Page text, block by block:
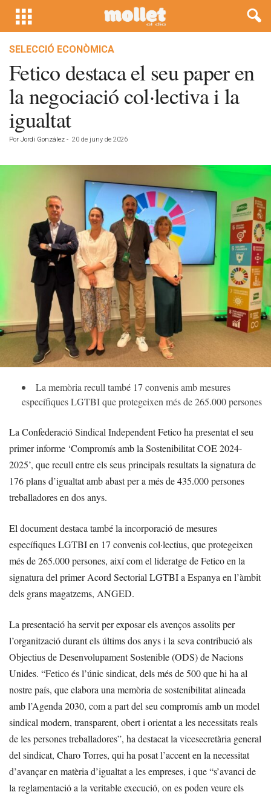
SELECCIÓ ECONÒMICA
Fetico destaca el seu paper en
la negociació col·lectiva i la
igualtat
Por Jordi González - 20 de juny de 2026
La memòria recull també 17 convenis amb mesures
específiques LGTBI que protegeixen més de 265.000 persones
La Confederació Sindical Independent Fetico ha presentat el seu
primer informe ‘Compromís amb la Sostenibilitat COE 2024-
2025’, que recull entre els seus principals resultats la signatura de
176 plans d’igualtat amb abast per a més de 435.000 persones
treballadores en dos anys.
El document destaca també la incorporació de mesures
específiques LGTBI en 17 convenis col·lectius, que protegeixen
més de 265.000 persones, així com el lideratge de Fetico en la
signatura del primer Acord Sectorial LGTBI a Espanya en l’àmbit
dels grans magatzems, ANGED.
La presentació ha servit per exposar els avenços assolits per
l’organització durant els últims dos anys i la seva contribució als
Objectius de Desenvolupament Sostenible (ODS) de Nacions
Unides. “Fetico és l’únic sindicat, dels més de 500 que hi ha al
nostre país, que elabora una memòria de sostenibilitat alineada
amb l’Agenda 2030, com a part del seu compromís amb un model
sindical modern, transparent, obert i orientat a les necessitats reals
de les persones treballadores”, ha destacat la vicesecretària general
del sindicat, Charo Torres, qui ha posat l’accent en la necessitat
d’avançar en matèria d’igualtat a les empreses, i que “s’avanci de
la reglamentació a la veritable execució, on es poden veure els